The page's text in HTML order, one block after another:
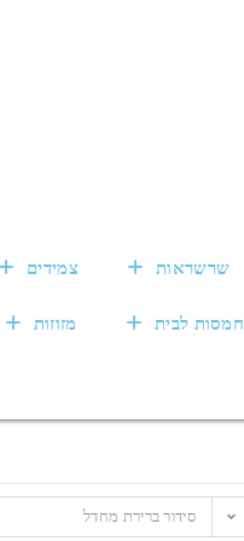
שרשראות צמידים
חמסות לבית מזוזות
סידור ברירת מחדל